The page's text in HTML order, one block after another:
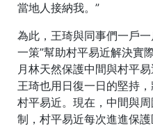
當地人接納我。”
為此，王琦與同事們一戶
一策”幫助村平易近解決實
月林天然保護中間與村平
王琦也用日復一日的堅持
村平易近。現在，中間與
制，村平易近每次進進保